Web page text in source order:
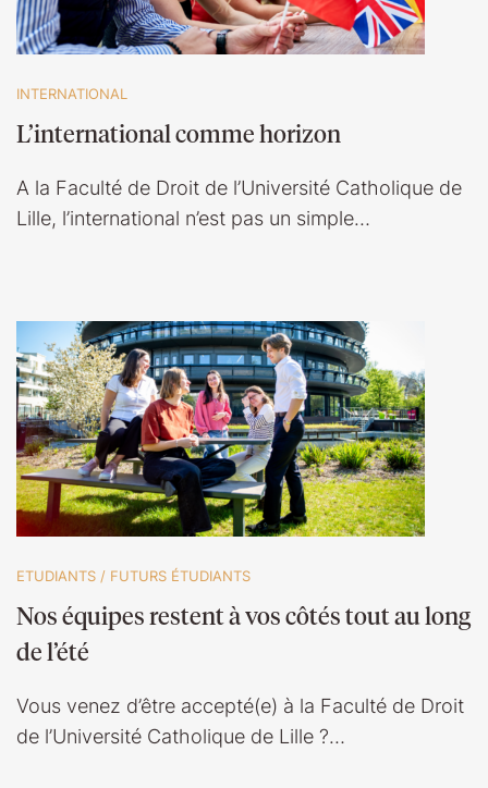
INTERNATIONAL
L’international comme horizon
A la Faculté de Droit de l’Université Catholique de
Lille, l’international n’est pas un simple…
ETUDIANTS / FUTURS ÉTUDIANTS
Nos équipes restent à vos côtés tout au long
de l’été
Vous venez d’être accepté(e) à la Faculté de Droit
de l’Université Catholique de Lille ?…